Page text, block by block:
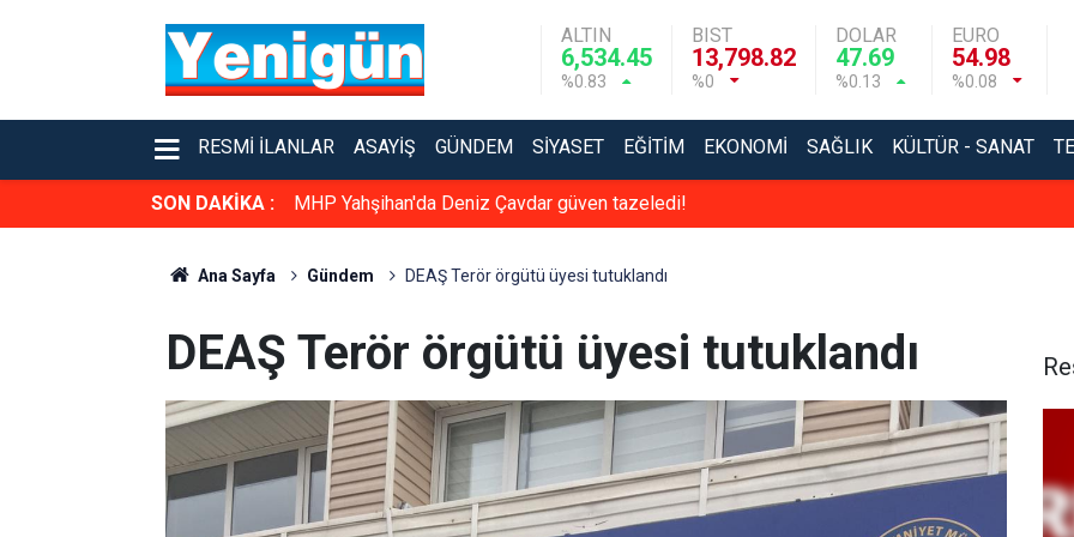
ALTIN
6,534.45
%0.83
BIST
13,798.82
%0
DOLAR
47.69
%0.13
EURO
54.98
%0.08
RESMI İLANLAR ASAYIŞ GÜNDEM SIYASET EĞITIM EKONOMI SAĞLIK KÜLTÜR - SANAT
SON DAKİKA : MHP Yahşihan'da Deniz Çavdar güven tazeledi!
Ana Sayfa Gündem DEAŞ Terör örgütü üyesi tutuklandı
DEAŞ Terör örgütü üyesi tutuklandı